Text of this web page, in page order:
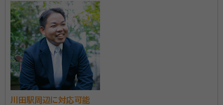
川田駅周辺に対応可能